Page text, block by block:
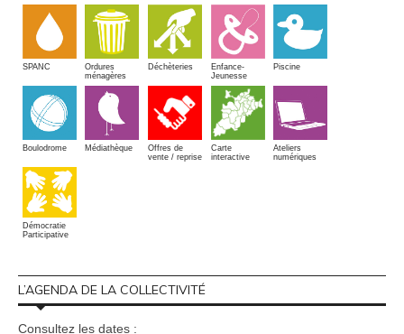
SPANC
Ordures
ménagères
Déchèteries
Enfance-
Jeunesse
Piscine
Boulodrome Médiathèque
Offres de
vente / reprise
Carte
interactive
Ateliers
numériques
Démocratie
Participative
L’AGENDA DE LA COLLECTIVITÉ
Consultez les dates :